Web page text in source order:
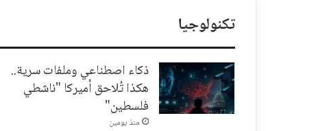
تكنولوجيا
ذكاء اصطناعي وملفات سرية..
هكذا تُلاحق أميركا "ناشطي
فلسطين"
منذ يومين